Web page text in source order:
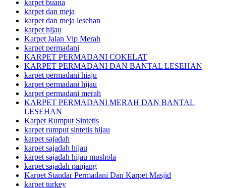
karpet buana
karpet dan meja
karpet dan meja lesehan
karpet hijau
Karpet Jalan Vip Merah
karpet permadani
KARPET PERMADANI COKELAT
KARPET PERMADANI DAN BANTAL LESEHAN
karpet permadani hiaju
karpet permadani hijau
karpet permadani merah
KARPET PERMADANI MERAH DAN BANTAL
LESEHAN
Karpet Rumput Sintetis
karpet rumput sintetis hijau
karpet sajadah
karpet sajadah hijau
karpet sajadah hijau mushola
karpet sajadah panjang
Karpet Standar Permadani Dan Karpet Masjid
karpet turkey